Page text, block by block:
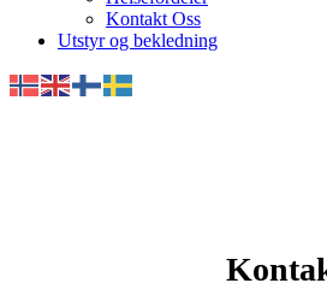
Kontakt Oss
Utstyr og bekledning